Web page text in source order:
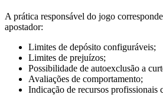
A prática responsável do jogo
apostador:
Limites de depósito configuráveis;
Limites de prejuízos;
Possibilidade de autoexclusão a
Avaliações de comportamento;
Indicação de recursos